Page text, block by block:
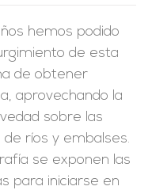
hemos podido
de esta
de obtener
aprovechando la
sobre las
de ríos y embalses.
se exponen las
para iniciarse en